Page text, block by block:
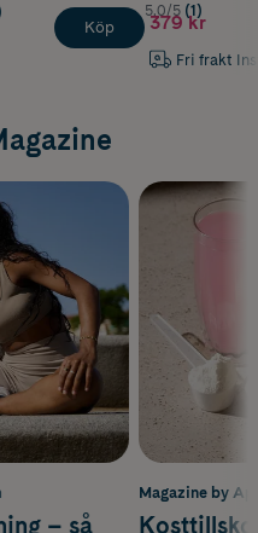
Köp
5.0/5 (1)
379 kr
Fri frakt
Magazine by
– så